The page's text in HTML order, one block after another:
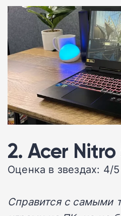
2. Acer Nitro
Оценка в звездах: 4/5
Справится с самыми